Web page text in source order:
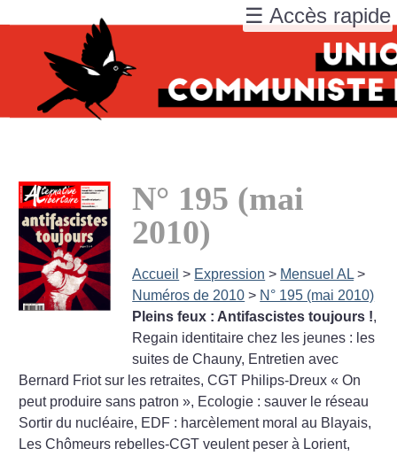
N° 195 (mai
2010)
Accueil > Expression > Mensuel AL >
Numéros de 2010 > N° 195 (mai 2010)
Pleins feux : Antifascistes toujours !,
Regain identitaire chez les jeunes : les
suites de Chauny, Entretien avec
Bernard Friot sur les retraites, CGT Philips-Dreux « On
peut produire sans patron », Ecologie : sauver le réseau
Sortir du nucléaire, EDF : harcèlement moral au Blayais,
Les Chômeurs rebelles-CGT veulent peser à Lorient,
☰ Accès rapide